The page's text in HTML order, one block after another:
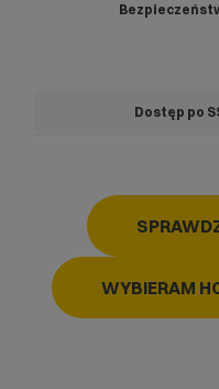
Dostęp po
WYBIERAM